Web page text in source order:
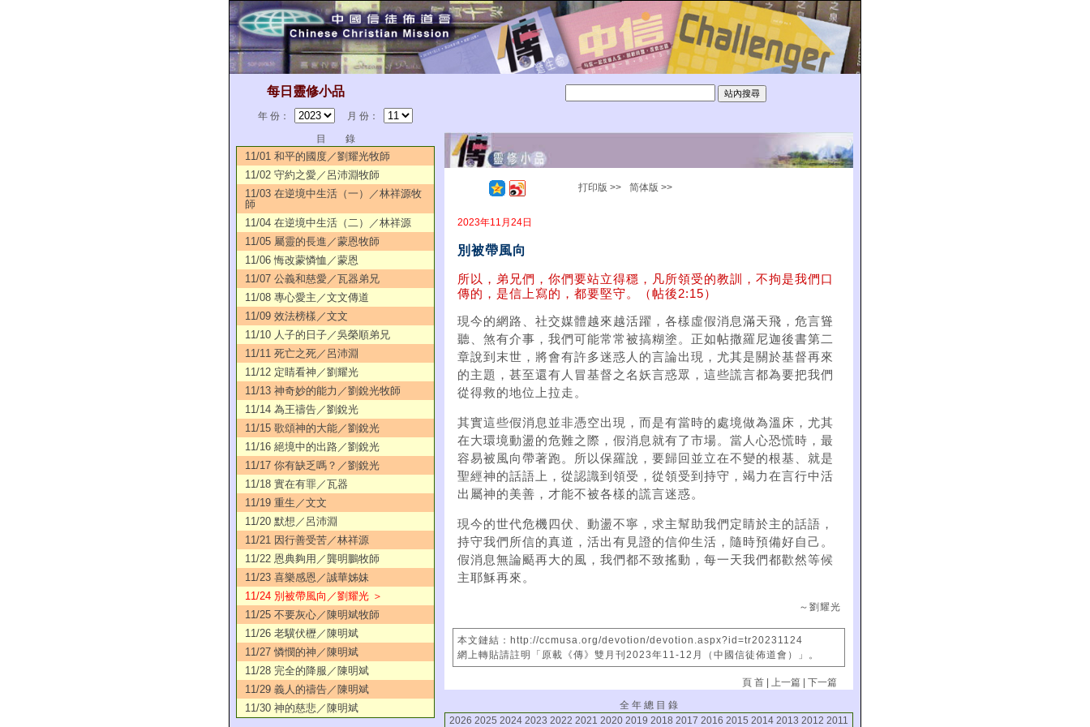
每日靈修小品
年 份：
月 份：
目 錄
11/01 和平的國度／劉耀光牧師
11/02 守約之愛／呂沛淵牧師
11/03 在逆境中生活（一）／林祥源牧
師
11/04 在逆境中生活（二）／林祥源
11/05 屬靈的長進／蒙恩牧師
11/06 悔改蒙憐恤／蒙恩
11/07 公義和慈愛／瓦器弟兄
11/08 專心愛主／文文傳道
11/09 效法榜樣／文文
11/10 人子的日子／吳榮順弟兄
11/11 死亡之死／呂沛淵
11/12 定睛看神／劉耀光
11/13 神奇妙的能力／劉銳光牧師
11/14 為王禱告／劉銳光
11/15 歌頌神的大能／劉銳光
11/16 絕境中的出路／劉銳光
11/17 你有缺乏嗎？／劉銳光
11/18 實在有罪／瓦器
11/19 重生／文文
11/20 默想／呂沛淵
11/21 因行善受苦／林祥源
11/22 恩典夠用／龔明鵬牧師
11/23 喜樂感恩／誠華姊妹
11/24 別被帶風向／劉耀光 ＞
11/25 不要灰心／陳明斌牧師
11/26 老驥伏櫪／陳明斌
11/27 憐憫的神／陳明斌
11/28 完全的降服／陳明斌
11/29 義人的禱告／陳明斌
11/30 神的慈悲／陳明斌
打印版 >> 简体版 >>
2023年11月24日
別被帶風向
所以，弟兄們，你們要站立得穩，凡所領受的教訓，不拘是我們口
傳的，是信上寫的，都要堅守。（帖後2:15）
現今的網路、社交媒體越來越活躍，各樣虛假消息滿天飛，危言聳
聽、煞有介事，我們可能常常被搞糊塗。正如帖撒羅尼迦後書第二
章說到末世，將會有許多迷惑人的言論出現，尤其是關於基督再來
的主題，甚至還有人冒基督之名妖言惑眾，這些謊言都為要把我們
從得救的地位上拉走。
其實這些假消息並非憑空出現，而是有當時的處境做為溫床，尤其
在大環境動盪的危難之際，假消息就有了市場。當人心恐慌時，最
容易被風向帶著跑。所以保羅說，要歸回並立在不變的根基、就是
聖經神的話語上，從認識到領受，從領受到持守，竭力在言行中活
出屬神的美善，才能不被各樣的謊言迷惑。
現今的世代危機四伏、動盪不寧，求主幫助我們定睛於主的話語，
持守我們所信的真道，活出有見證的信仰生活，隨時預備好自己。
假消息無論颳再大的風，我們都不致搖動，每一天我們都歡然等候
主耶穌再來。
～劉耀光
本文鏈結：http://ccmusa.org/devotion/devotion.aspx?id=tr20231124
網上轉貼請註明「原載《傳》雙月刊2023年11-12月（中國信徒佈道會）」。
頁 首 |上一篇 |下一篇
全 年 總 目 錄
2026 2025 2024 2023 2022 2021 2020 2019 2018 2017 2016 2015 2014 2013 2012 2011